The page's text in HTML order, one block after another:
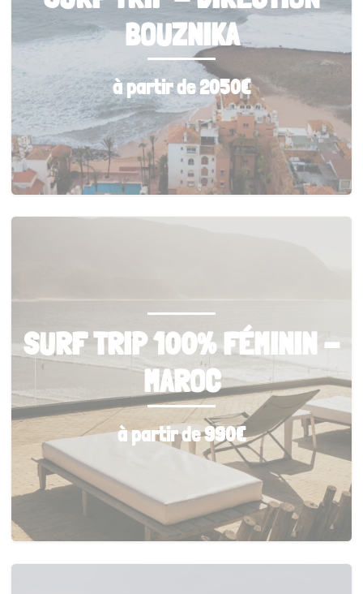
BOUZNIKA
à partir de 2050€
SURF TRIP 100% FÉMININ -
MAROC
à partir de 990€